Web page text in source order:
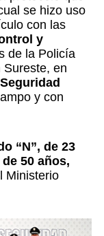
se hizo uso
con las
y
de la Policía
Sureste, en
y con
“N”, de 23
50 años,
Ministerio